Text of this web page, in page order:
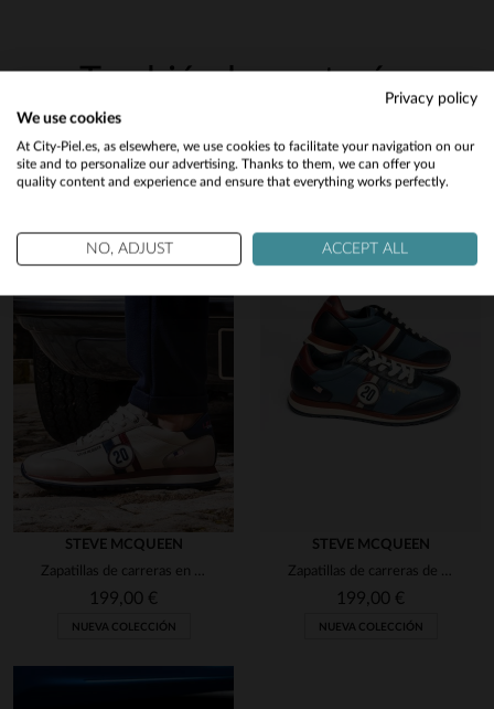
nuestra sección de
También le gustará…
Descubra estos productos similares seleccionados para usted
STEVE MCQUEEN
Zapatillas de carreras en piel color crudo
199,00 €
NUEVA COLECCIÓN
STEVE MCQUEEN
Zapatillas de carreras de cuero azul real
199,00 €
NUEVA COLECCIÓN
Would you like to be redirected to our English site?
No
Yes
Privacy policy
We use cookies
At City-Piel.es, as elsewhere, we use cookies to facilitate your navigation on our
site and to personalize our advertising. Thanks to them, we can offer you
quality content and experience and ensure that everything works perfectly.
NO, ADJUST ACCEPT ALL